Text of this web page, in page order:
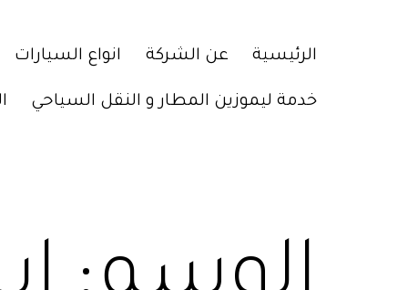
الرئيسية عن الشركة انواع السيارات
خدمة ليموزين المطار و النقل السياحي